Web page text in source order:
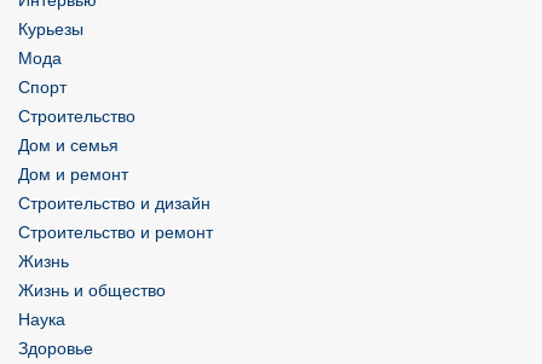
Курьезы
Мода
Спорт
Строительство
Дом и семья
Дом и ремонт
Строительство и дизайн
Строительство и ремонт
Жизнь
Жизнь и общество
Наука
Здоровье